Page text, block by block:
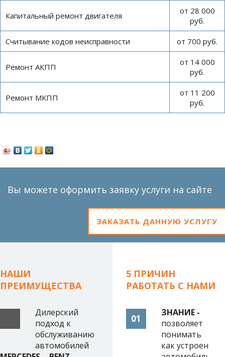
Капитальный ремонт двигателя
от 28 000
руб.
Считывание кодов неисправности от 700 руб.
Ремонт АКПП
от 14 000
руб.
Ремонт МКПП
от 11 200
руб.
Вы можете оформить заявку услуги на сайте
ЗАКАЗАТЬ ДАННУЮ УСЛУГУ
НАШИ
ПРЕИМУЩЕСТВА
Дилерский
подход к
обслуживанию
автомобилей
5 ПРИЧИН
РАБОТАТЬ С НАМИ
01
ЗНАНИЕ -
позволяет
понимать
как устроен